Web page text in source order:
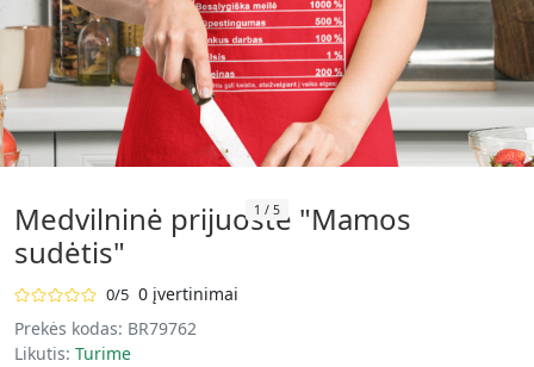
1 / 5
Medvilninė prijuostė "Mamos
sudėtis"
0/5 0 įvertinimai
Prekės kodas: BR79762
Likutis: Turime